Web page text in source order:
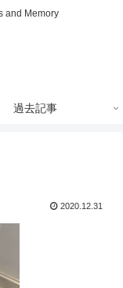
and Memory
過去記事
2020.12.31